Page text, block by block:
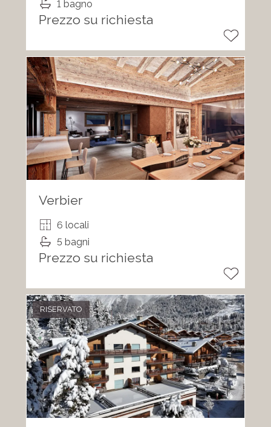
1 bagno
Prezzo su richiesta
Verbier
6 locali
5 bagni
Prezzo su richiesta
RISERVATO